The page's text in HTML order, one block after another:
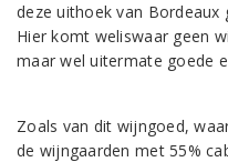
deze uithoek van Bordeaux
Hier komt weliswaar geen
maar wel uitermate goede
Zoals van dit wijngoed,
de wijngaarden met 55%